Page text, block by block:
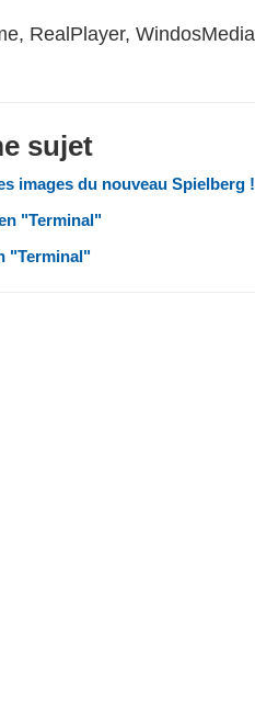
RealPlayer, WindosMedia
sujet
images du nouveau Spielberg !
"Terminal"
"Terminal"